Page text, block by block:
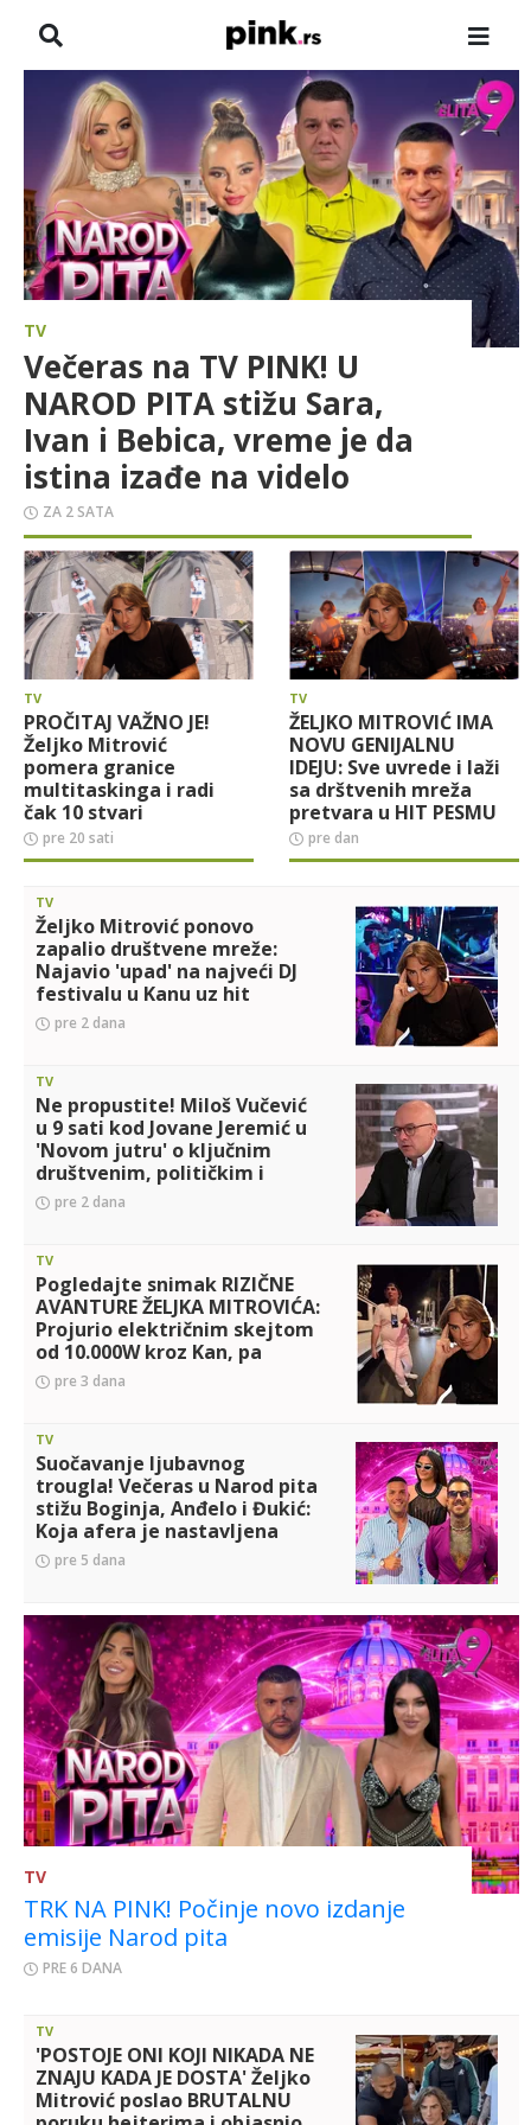
NASLOVNA
VESTI
ZADRUGA
SHOWBIZ
HRONIKA
PINKOVE ZVEZDE
ODEON
SPORT
LIFESTYLE
EXTRA
TV
Večeras na TV PINK! U
NAROD PITA stižu Sara,
Ivan i Bebica, vreme je da
istina izađe na videlo
ZA 2 SATA
TV
PROČITAJ VAŽNO JE!
Željko Mitrović
pomera granice
multitaskinga i radi
čak 10 stvari
istovremeno, a
njegova poruka
razmišljanje (VIDEO)
pre 20 sati
TV
ŽELJKO MITROVIĆ IMA
NOVU GENIJALNU
IDEJU: Sve uvrede i laži
sa drštvenih mreža
pretvara u HIT PESMU
- Hejteri će mu, ni ne
sluteći, doneti NOVAC
pre dan
TV
Željko Mitrović ponovo
zapalio društvene mreže:
Najavio 'upad' na najveći DJ
festivalu u Kanu uz hit
obradu (VIDEO)
pre 2 dana
TV
Ne propustite! Miloš Vučević
u 9 sati kod Jovane Jeremić u
'Novom jutru' o ključnim
društvenim, političkim i
ekonomskim temama
pre 2 dana
TV
Pogledajte snimak RIZIČNE
AVANTURE ŽELJKA MITROVIĆA:
Projurio električnim skejtom
od 10.000W kroz Kan, pa
očitao lekciju hejterima
(VIDEO)
pre 3 dana
TV
Suočavanje ljubavnog
trougla! Večeras u Narod pita
stižu Boginja, Anđelo i Đukić:
Koja afera je nastavljena
posle Elite?!
pre 5 dana
TV
TRK NA PINK! Počinje novo izdanje
emisije Narod pita
PRE 6 DANA
TV
'POSTOJE ONI KOJI NIKADA NE
ZNAJU KADA JE DOSTA' Željko
Mitrović poslao BRUTALNU